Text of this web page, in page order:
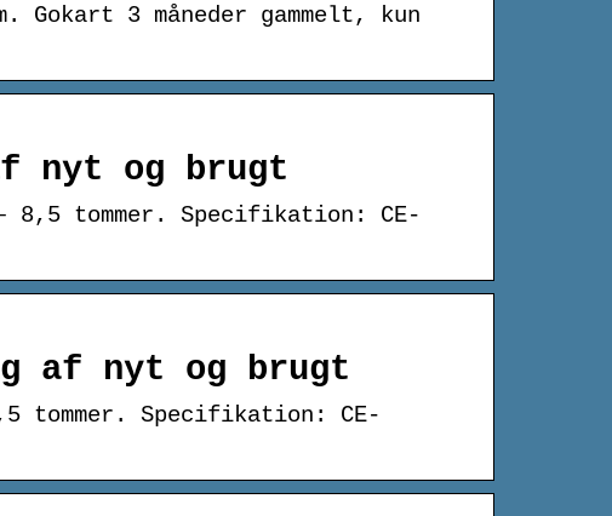
Gokart 3 måneder gammelt, kun
nyt og brugt
– 8,5 tommer. Specifikation: CE-
af nyt og brugt
tommer. Specifikation: CE-